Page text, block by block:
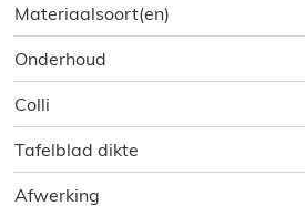
Materiaalsoort(en)
Onderhoud
Colli
Tafelblad dikte
Afwerking